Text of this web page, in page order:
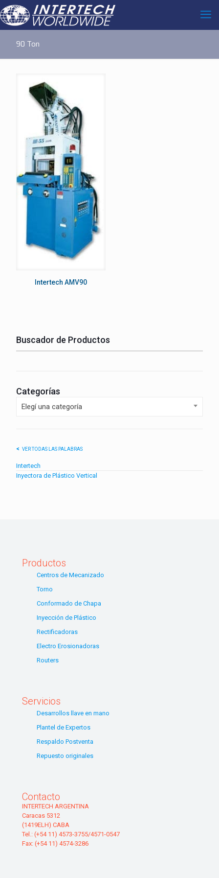
90 Ton
Intertech AMV90
Buscador de Productos
Categorías
Elegí una categoría
VER TODAS LAS PALABRAS
Intertech
Inyectora de Plástico Vertical
Productos
Centros de Mecanizado
Torno
Conformado de Chapa
Inyección de Plástico
Rectificadoras
Electro Erosionadoras
Routers
Servicios
Desarrollos llave en mano
Plantel de Expertos
Respaldo Postventa
Repuesto originales
Contacto
INTERTECH ARGENTINA
Caracas 5312
(1419ELH) CABA
Tel.: (+54 11) 4573-3755/4571-0547
Fax: (+54 11) 4574-3286